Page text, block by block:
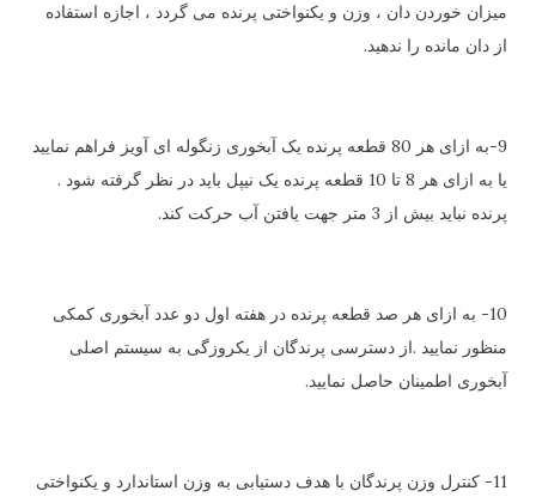
میزان خوردن دان ، وزن و یکنواختی پرنده می گردد ، اجازه استفاده
از دان مانده را ندهید.
9-به ازای هر 80 قطعه پرنده یک آبخوری زنگوله ای آویز فراهم نمایید
یا به ازای هر 8 تا 10 قطعه پرنده یک نیپل باید در نظر گرفته شود .
پرنده نباید بیش از 3 متر جهت یافتن آب حرکت کند.
10- به ازای هر صد قطعه پرنده در هفته اول دو عدد آبخوری کمکی
منظور نمایید .از دسترسی پرندگان از یکروزگی به سیستم اصلی
آبخوری اطمینان حاصل نمایید.
11- کنترل وزن پرندگان با هدف دستیابی به وزن استاندارد و یکنواختی